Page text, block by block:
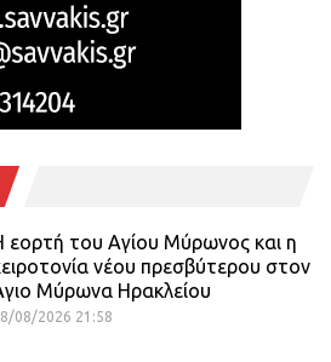
εορτή του Αγίου Μύρωνος και η
νέου πρεσβύτερου στον
Μύρωνα Ηρακλείου
08/2026 21:58